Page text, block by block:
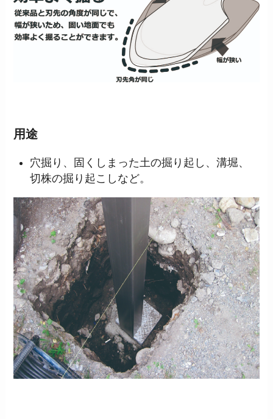
用途
穴掘り、固くしまった土の掘り起し、溝堀、
切株の掘り起こしなど。